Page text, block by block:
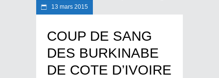
13 mars 2015
COUP DE SANG
DES BURKINABE
DE COTE D’IVOIRE